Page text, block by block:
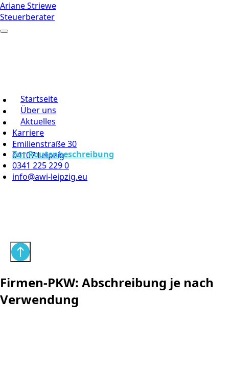
Ariane Striewe
Steuerberater
Startseite
Über uns
Aktuelles
Karriere
Emilienstraße 30
04107 Leipzig
Zur Routenbeschreibung
0341 225 229 0
info@awi-leipzig.eu
Firmen-PKW: Abschreibung je nach
Verwendung